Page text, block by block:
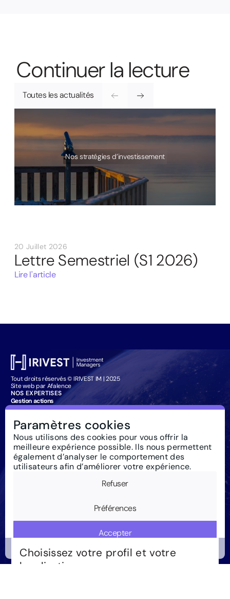
Continuerla lecture
Toutes les actualités
Nos stratégies d’investissement
20 Juillet 2026
Lettre Semestriel (S1 2026)
Lire l'article
Tout droits réservés © IRIVEST IM | 2025
Site web par Afalence
NOS EXPERTISES
Gestion actions
Gestion obligataire
Particuliers : souscription
IRIVEST IM
À propos
Investissement responsable
Actualités
Règlementation
Nous contacter
Choisissez votre profil et votre
localisation
Paramètres cookies
Nous utilisons des cookies pour vous offrir la
meilleure expérience possible. Ils nous permettent
également d’analyser le comportement des
utilisateurs afin d’améliorer votre expérience.
Refuser
Préférences
Accepter
Fonctionnalités